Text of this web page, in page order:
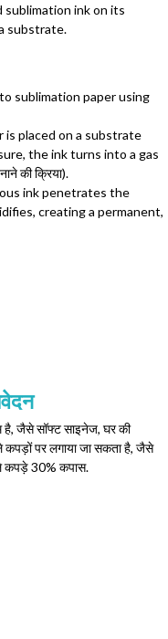
sublimation ink on its
substrate.
sublimation paper using
is placed on a substrate
, the ink turns into a gas
की क्रिया).
ink penetrates the
, creating a permanent,
है, जैसे सॉफ्ट साइनेज, घर की
पर लगाया जा सकता है, जैसे
कपड़े 30% कपास.